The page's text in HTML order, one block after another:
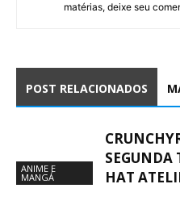
matérias, deixe seu
POST RELACIONADOS
ANIME E
MANGÁ
SEGUNDA
HAT